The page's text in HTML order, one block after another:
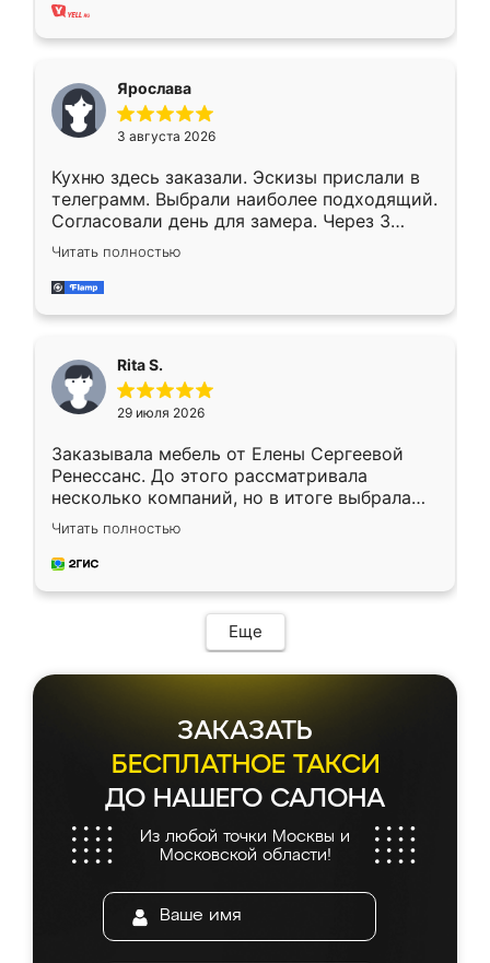
Ярослава
3 августа 2026
Кухню здесь заказали. Эскизы прислали в
телеграмм. Выбрали наиболее подходящий.
Согласовали день для замера. Через 3
недели кухня была уже готова. Остались
довольны работой. Спасибо Ренессанс
мебель за качественную работу!
Читать полностью
Rita S.
29 июля 2026
Заказывала мебель от Елены Сергеевой
Ренессанс. До этого рассматривала
несколько компаний, но в итоге выбрала
эту. Сначала обговорили условия, потом
приехал замерщик, всё спокойно объяснил
и снял размеры. Изготовили в срок, с
мебель сразу встала на свое место без
каких-либо доработок. Качеством осталась
довольна, все выглядит так, как и ожидала.
Читать полностью
Еще
ЗАКАЗАТЬ
БЕСПЛАТНОЕ ТАКСИ
ДО НАШЕГО САЛОНА
Из любой точки Москвы и
Московской области!